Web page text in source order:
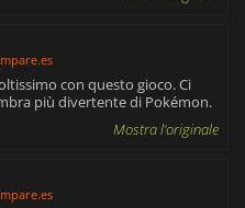
con questo gioco. Ci
più divertente di Pokémon.
Mostra l'originale